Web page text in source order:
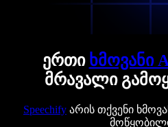
ერთი ხმოვანი
მრავალი
Speechify არის თქვენი